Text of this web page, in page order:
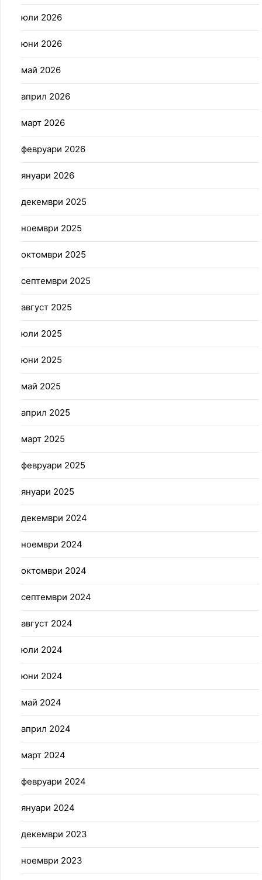
юли 2026
юни 2026
май 2026
април 2026
март 2026
февруари 2026
януари 2026
декември 2025
ноември 2025
октомври 2025
септември 2025
август 2025
юли 2025
юни 2025
май 2025
април 2025
март 2025
февруари 2025
януари 2025
декември 2024
ноември 2024
октомври 2024
септември 2024
август 2024
юли 2024
юни 2024
май 2024
април 2024
март 2024
февруари 2024
януари 2024
декември 2023
ноември 2023